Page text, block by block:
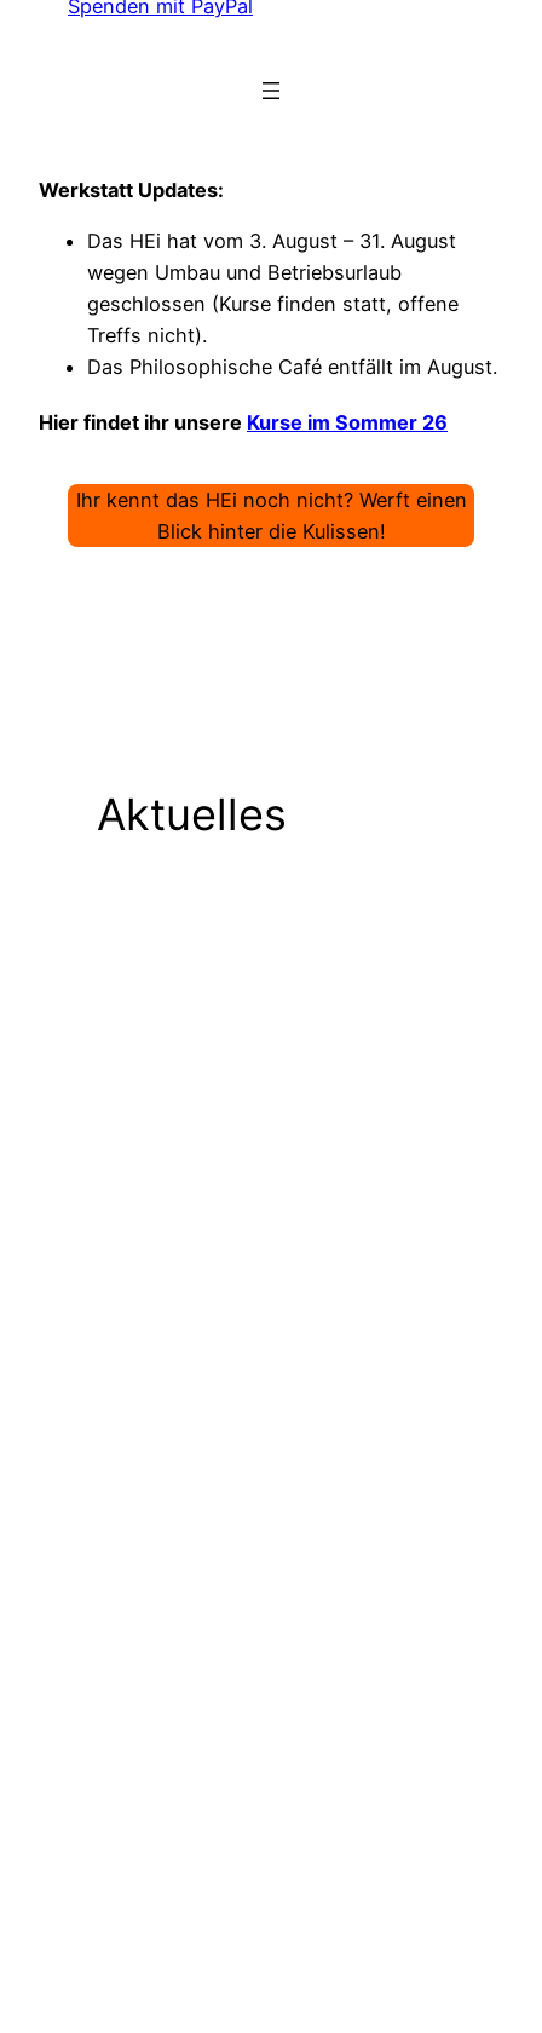
Spenden mit PayPal
Werkstatt Updates:
Das HEi hat vom 3. August – 31. August
wegen Umbau und Betriebsurlaub
geschlossen (Kurse finden statt, offene
Treffs nicht).
Das Philosophische Café entfällt im August.
Hier findet ihr unsere Kurse im Sommer 26
Ihr kennt das HEi noch nicht? Werft einen
Blick hinter die Kulissen!
Aktuelles